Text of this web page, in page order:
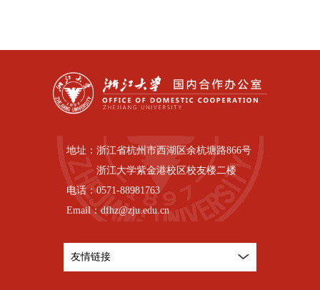
地址： 浙江省杭州市西湖区余杭塘路866号
浙江大学紫金港校区校友楼二楼
电话：0571-88981763
Email：dfhz@zju.edu.cn
友情链接